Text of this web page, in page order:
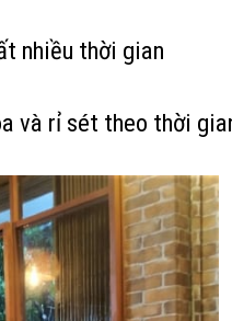
nhiều thời gian
và rỉ sét theo thời